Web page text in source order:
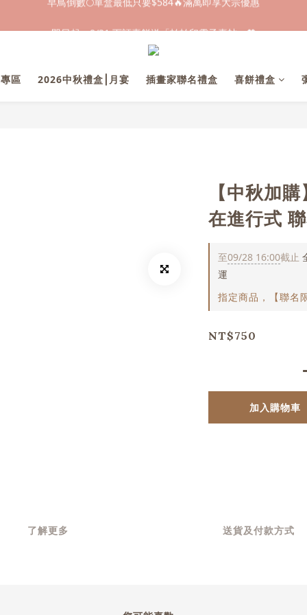
快閃優惠⏰ 馬年寶寶專屬試吃禮遇｜輸碼現折$100
早鳥倒數🌕單盒最低只要$584🔥滿萬即享大宗優惠
區 2026中秋禮盒⎮月宴 插畫家聯名禮盒 喜餅禮盒
【中秋加
在進行式
至09/28 16:00截止
運
指定商品，【聯名
NT$750
加入購物車
了解更多 送貨及付款方式